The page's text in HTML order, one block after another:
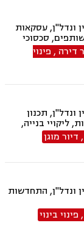
ונדל"ן, עסקאות
סכסוכי
הוצאה לפועל,דירה , פינוי
תכנון
ליקויי בנייה,
רכישה,
הפקעת קרקעות,
ומשקים
הריסה, רישום
ושומרון,
, דיור מוגן
ונדל"ן, התחדשות
, פינוי בינוי